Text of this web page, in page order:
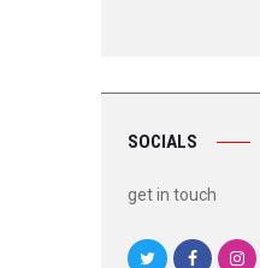
SOCIALS
get in touch